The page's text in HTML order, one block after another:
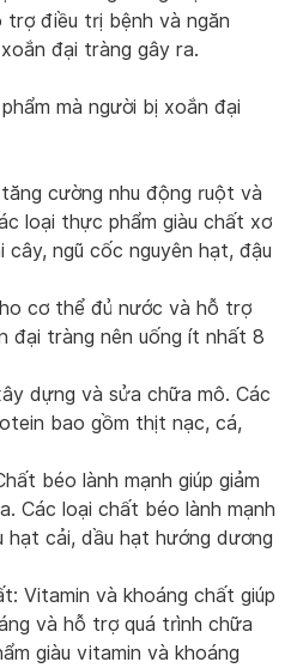
điều trị bệnh và ngăn
đại tràng gây ra.
mà người bị xoắn đại
cường nhu động ruột và
loại thực phẩm giàu chất xơ
cây, ngũ cốc nguyên hạt, đậu
cơ thể đủ nước và hỗ trợ
đại tràng nên uống ít nhất 8
dựng và sửa chữa mô. Các
bao gồm thịt nạc, cá,
béo lành mạnh giúp giảm
Các loại chất béo lành mạnh
hạt cải, dầu hạt hướng dương
Vitamin và khoáng chất giúp
và hỗ trợ quá trình chữa
giàu vitamin và khoáng